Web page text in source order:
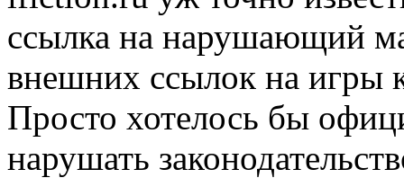
ссылка на нарушающий
внешних ссылок на игры
Просто хотелось бы
нарушать